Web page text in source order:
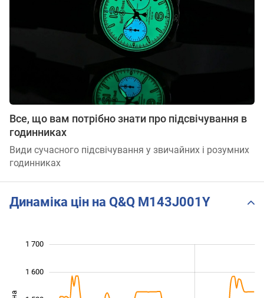
Все, що вам потрібно знати про підсвічування в
годинниках
Види сучасного підсвічування у звичайних і розумних
годинниках
Динаміка цін на Q&Q M143J001Y
1 600
1 700